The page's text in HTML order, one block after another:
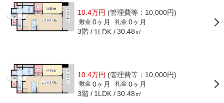
10.4万円 (管理費等：10,000円)
敷金 0ヶ月 礼金 0ヶ月
3階 1LDK 30.48㎡
10.4万円 (管理費等：10,000円)
敷金 0ヶ月 礼金 0ヶ月
3階 1LDK 30.48㎡